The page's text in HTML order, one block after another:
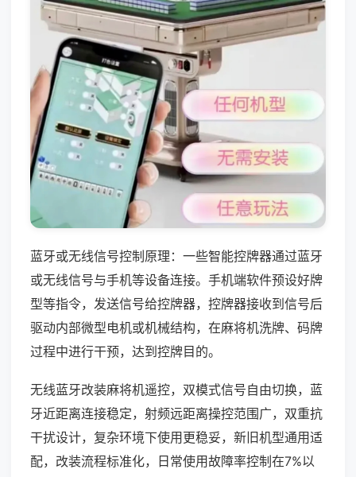
蓝牙或无线信号控制原理：一些智能控牌器通过蓝牙
或无线信号与手机等设备连接。手机端软件预设好牌
型等指令，发送信号给控牌器，控牌器接收到信号后
驱动内部微型电机或机械结构，在麻将机洗牌、码牌
过程中进行干预，达到控牌目的。
无线蓝牙改装麻将机遥控，双模式信号自由切换，蓝
牙近距离连接稳定，射频远距离操控范围广，双重抗
干扰设计，复杂环境下使用更稳妥，新旧机型通用适
配，改装流程标准化，日常使用故障率控制在7%以